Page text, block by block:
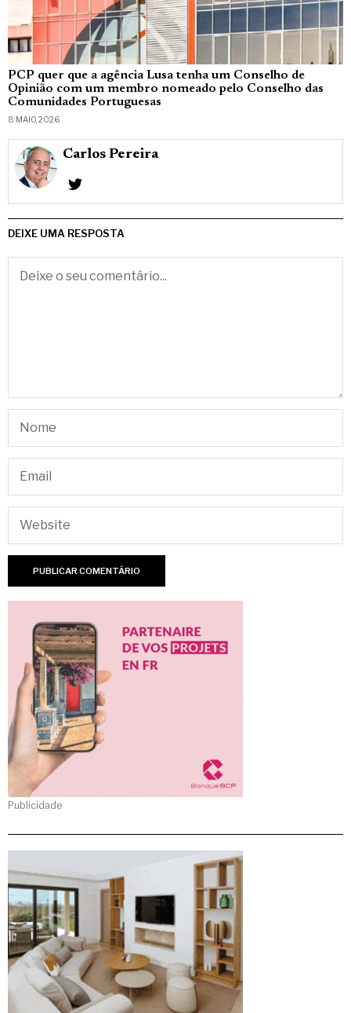
PCP quer que a agência Lusa tenha um Conselho de
Opinião com um membro nomeado pelo Conselho das
Comunidades Portuguesas
8 MAIO, 2026
Carlos Pereira
DEIXE UMA RESPOSTA
Publicidade